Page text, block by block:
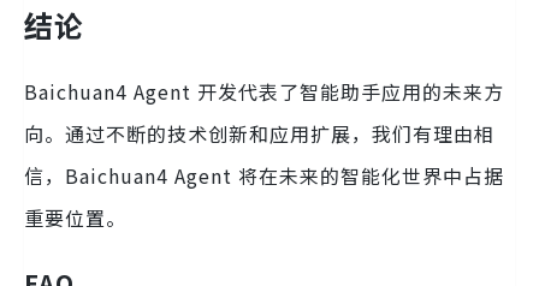
结论
Baichuan4 Agent 开发代表了智能助手应用的未来方
向。通过不断的技术创新和应用扩展，我们有理由相
信，Baichuan4 Agent 将在未来的智能化世界中占据
重要位置。